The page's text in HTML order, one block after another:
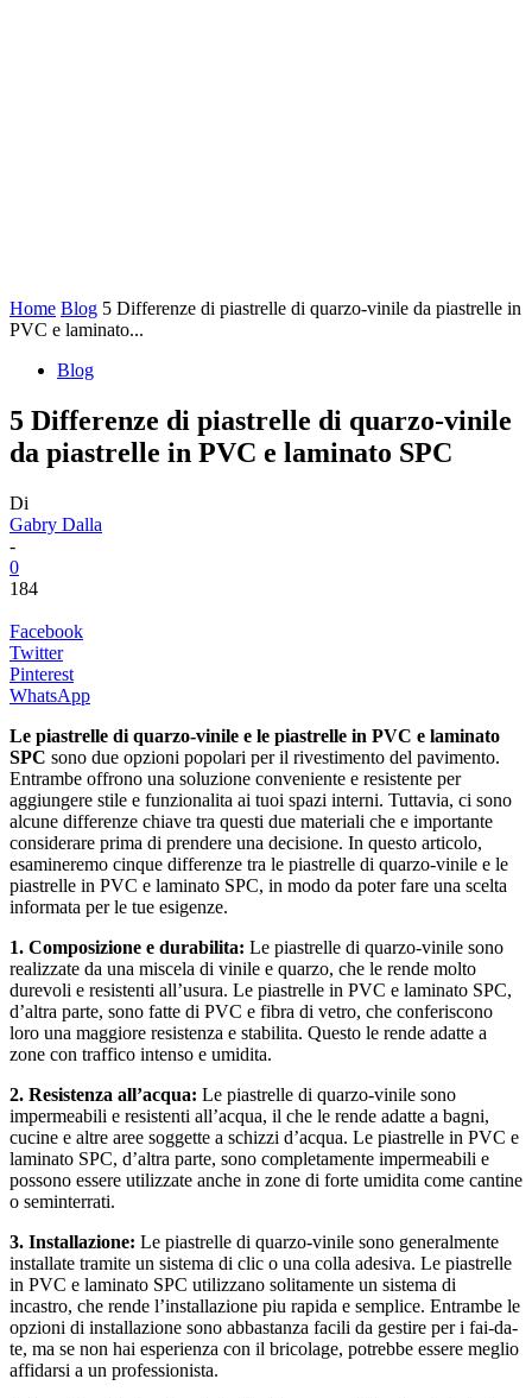
Home Blog 5 Differenze di piastrelle di quarzo-vinile da piastrelle in
PVC e laminato...
Blog
5 Differenze di piastrelle di quarzo-vinile
da piastrelle in PVC e laminato SPC
Di
Gabry Dalla
-
0
184
Facebook
Twitter
Pinterest
WhatsApp
Le piastrelle di quarzo-vinile e le piastrelle in PVC e laminato
SPC sono due opzioni popolari per il rivestimento del pavimento.
Entrambe offrono una soluzione conveniente e resistente per
aggiungere stile e funzionalita ai tuoi spazi interni. Tuttavia, ci sono
alcune differenze chiave tra questi due materiali che e importante
considerare prima di prendere una decisione. In questo articolo,
esamineremo cinque differenze tra le piastrelle di quarzo-vinile e le
piastrelle in PVC e laminato SPC, in modo da poter fare una scelta
informata per le tue esigenze.
1. Composizione e durabilita: Le piastrelle di quarzo-vinile sono
realizzate da una miscela di vinile e quarzo, che le rende molto
durevoli e resistenti all’usura. Le piastrelle in PVC e laminato SPC,
d’altra parte, sono fatte di PVC e fibra di vetro, che conferiscono
loro una maggiore resistenza e stabilita. Questo le rende adatte a
zone con traffico intenso e umidita.
2. Resistenza all’acqua: Le piastrelle di quarzo-vinile sono
impermeabili e resistenti all’acqua, il che le rende adatte a bagni,
cucine e altre aree soggette a schizzi d’acqua. Le piastrelle in PVC e
laminato SPC, d’altra parte, sono completamente impermeabili e
possono essere utilizzate anche in zone di forte umidita come cantine
o seminterrati.
3. Installazione: Le piastrelle di quarzo-vinile sono generalmente
installate tramite un sistema di clic o una colla adesiva. Le piastrelle
in PVC e laminato SPC utilizzano solitamente un sistema di
incastro, che rende l’installazione piu rapida e semplice. Entrambe le
opzioni di installazione sono abbastanza facili da gestire per i fai-da-
te, ma se non hai esperienza con il bricolage, potrebbe essere meglio
affidarsi a un professionista.